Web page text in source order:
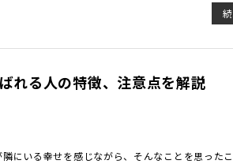
れる人の特徴、注意点を解説
隣にいる幸せを感じながら、そんなことを思った